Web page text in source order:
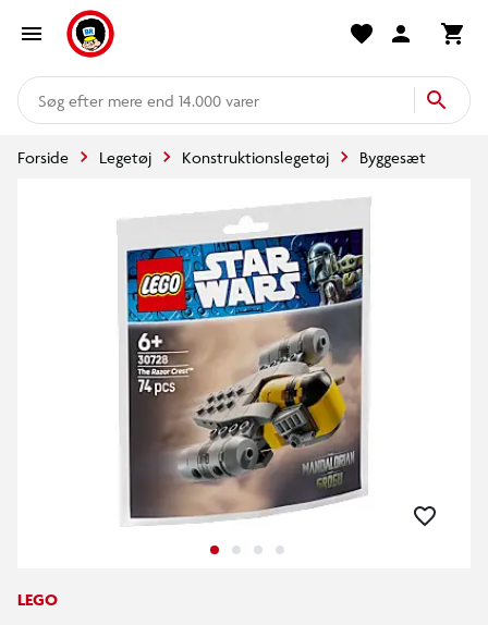
mere end 14.000 varer
Forside Legetøj Konstruktionslegetøj Byggesæt
LEGO